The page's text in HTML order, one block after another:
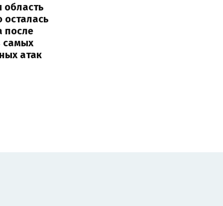
область
осталась
после
самых
атак